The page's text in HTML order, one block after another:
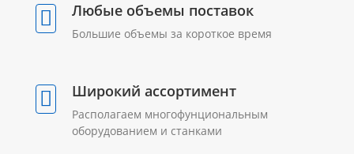
Любые объемы поставок
Большие объемы за короткое время
Широкий ассортимент
Располагаем многофунциональным
оборудованием и станками